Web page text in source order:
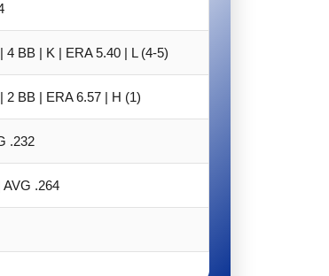
4 BB | K | ERA 5.40 | L (4-5)
2 BB | ERA 6.57 | H (1)
.232
.264